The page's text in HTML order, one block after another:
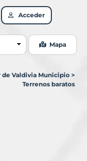
Acceder
Mapa
de Valdivia Municipio >
Terrenos baratos